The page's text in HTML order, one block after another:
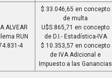
ALVEAR
RUN
4
$ 33.046,65 en concepto
de multa
U$S 865,71 en concepto
de D.I.- Estadística-IVA
$ 10.353,57 en concepto
de IVA Adicional e
Impuesto a las Ganancias